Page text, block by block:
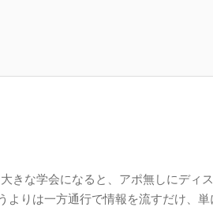
きな学会になると、アポ無しにディ
よりは一方通行で情報を流すだけ、単